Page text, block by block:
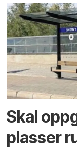
Skal
plasser